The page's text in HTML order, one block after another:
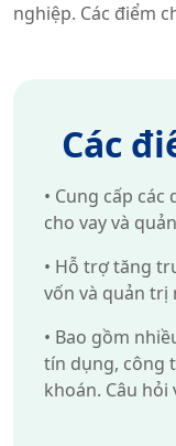
nghiệp. Các điểm
Các
• Cung cấp các
cho vay và
• Hỗ trợ tăng
vốn và quản trị
• Bao gồm
tín dụng, công
khoán. Câu hỏi